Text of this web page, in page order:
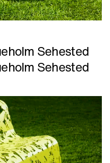
Sehested
Sehested